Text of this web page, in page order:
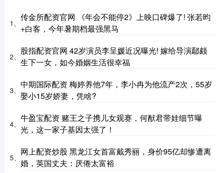
1、
传金所配资官网 《年会不能停2》上映口碑爆了! 张若昀
+白客，今年暑期档最强黑马
2、
股指配资官网 42岁演员李呈媛近况曝光! 嫁给导演鄢颇
生下一女，如今婚姻生活很幸福
3、
中期国际配资 梅婷养他7年，李小冉为他流产2次，55岁
娶小15岁娇妻，凭啥?
4、
牛盈宝配资 赌王之子携儿女观赛，何猷君带娃细节曝
光，这一家子基因太强了！
5、
网上配资炒股 黑龙江女首富戴秀丽，身价95亿却惨遭离
婚，英国丈夫：厌倦太富裕